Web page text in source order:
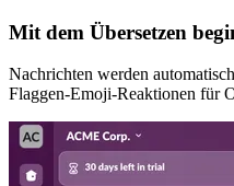
Mit dem Übersetzen
Nachrichten werden
Flaggen-Emoji-Reaktionen für